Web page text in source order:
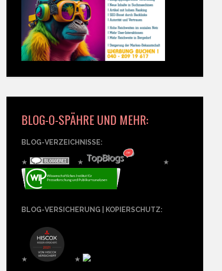
BLOG-O-SPÄHRE UND MEHR:
BLOG-VERZEICHNISSE:
★ ★ ★
BLOG-VERSICHERUNG | KOPIERSCHUTZ:
★ ★